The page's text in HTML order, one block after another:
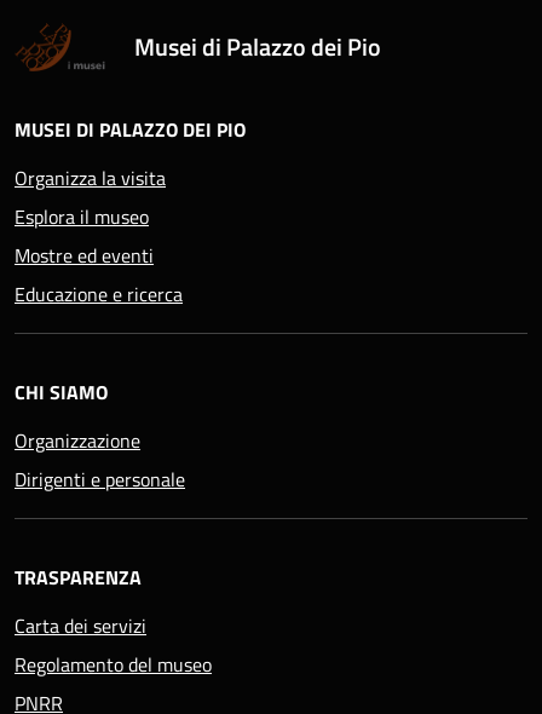
Musei di Palazzo dei Pio
MUSEI DI PALAZZO DEI PIO
Organizza la visita
Esplora il museo
Mostre ed eventi
Educazione e ricerca
CHI SIAMO
Organizzazione
Dirigenti e personale
TRASPARENZA
Carta dei servizi
Regolamento del museo
PNRR